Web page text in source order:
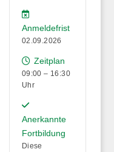
Anmeldefrist
02.09.2026
Zeitplan
09:00 – 16:30
Uhr
Anerkannte
Fortbildung
Diese